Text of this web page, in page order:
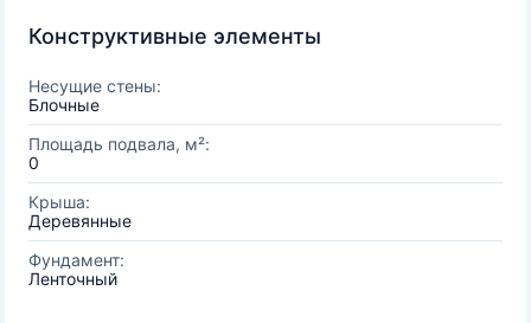
Конструктивные элементы
Несущие стены:
Блочные
Площадь подвала, м²:
0
Крыша:
Деревянные
Фундамент:
Ленточный